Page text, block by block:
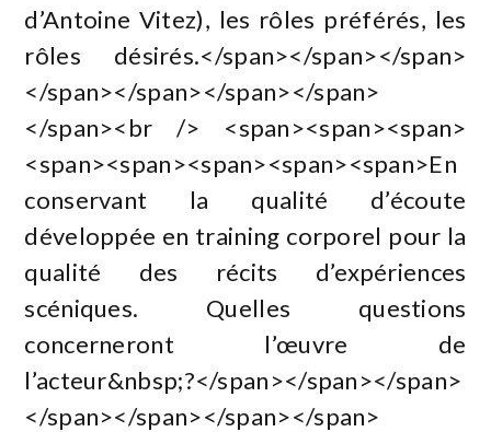
d’Antoine Vitez), les rôles préférés, les
rôles désirés.</span></span></span>
</span></span></span></span>
</span><br /> <span><span><span>
<span><span><span><span><span>En
conservant la qualité d’écoute
développée en training corporel pour la
qualité des récits d’expériences
scéniques. Quelles questions
concerneront l’œuvre de
l’acteur&nbsp;?</span></span></span>
</span></span></span></span>